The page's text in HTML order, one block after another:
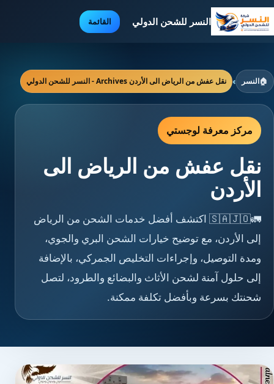
النسر للشحن الدولي القائمة
🏠النسر › نقل عفش من الرياض الى الأردن Archives - النسر للشحن الدولي
مركز معرفة لوجستي
نقل عفش من الرياض الى
الأردن
🚛🇸🇦🇯🇴 اكتشف أفضل خدمات الشحن من الرياض
إلى الأردن، مع توضيح خيارات الشحن البري والجوي،
ومدة التوصيل، وإجراءات التخليص الجمركي، بالإضافة
إلى حلول آمنة لشحن الأثاث والبضائع والطرود، لتصل
شحنتك بسرعة وبأفضل تكلفة ممكنة.